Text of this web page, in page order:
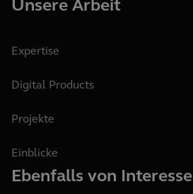
Unsere Arbeit
Expertise
Digital Products
Projekte
Einblicke
Ebenfalls von Interesse